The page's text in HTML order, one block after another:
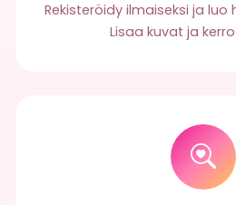
Rekisteröidy ilmaiseksi ja luo
Lisaa kuvat ja